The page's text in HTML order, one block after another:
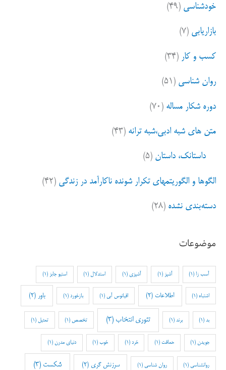
خودشناسی (۴۹)
بازاریابی (۷)
کسب و کار (۳۴)
روان شناسی (۵۱)
دوره شکار مساله (۷۰)
متن های شبه ادبی،شبه ترانه (۴۳)
داستانک، داستان (۵)
الگوها و الگوریتمهای تکرار شونده ناکارآمد در زندگی (۴۲)
دسته‌بندی نشده (۲۸)
موضوعات
آسب زا (1) آشپز (1) آشپزی (1) استدلال (1) استیو جابز (1)
اشتباه (1) اطلاعات (2) اقیانوس آبی (1) بازخورد (1) باور (2)
بد(1) برند (1) تئوری انتخاب (3) تخصص (1) تمثیل (1)
جویدن (1) حماقت (1) خرد (1) خوب(1) دنیای مدرن (1)
روانشناسی (1) روان شناسی (1) سرزنش گری (2) شکست (3)